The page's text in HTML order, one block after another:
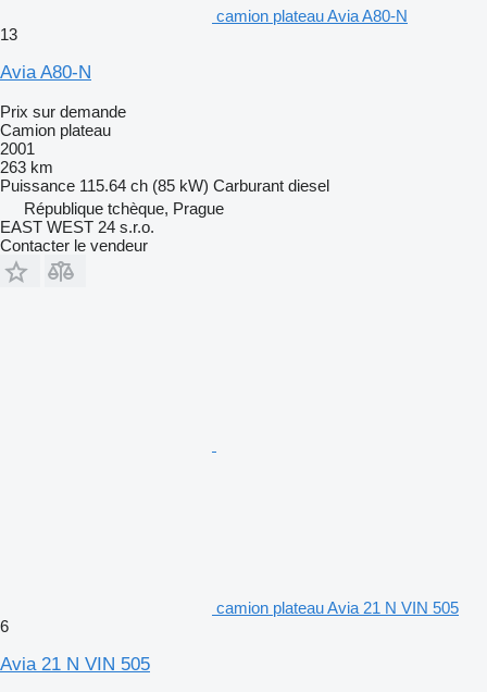
camion plateau Avia A80-N
13
Avia A80-N
Prix sur demande
Camion plateau
2001
263 km
Puissance 115.64 ch (85 kW) Carburant diesel
République tchèque, Prague
EAST WEST 24 s.r.o.
Contacter le vendeur
camion plateau Avia 21 N VIN 505
6
Avia 21 N VIN 505